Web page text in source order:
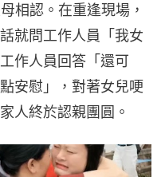
相認。在重逢現場，
就問工作人員「我女
作人員回答「還可
安慰」，對著女兒哽
人終於認親團圓。